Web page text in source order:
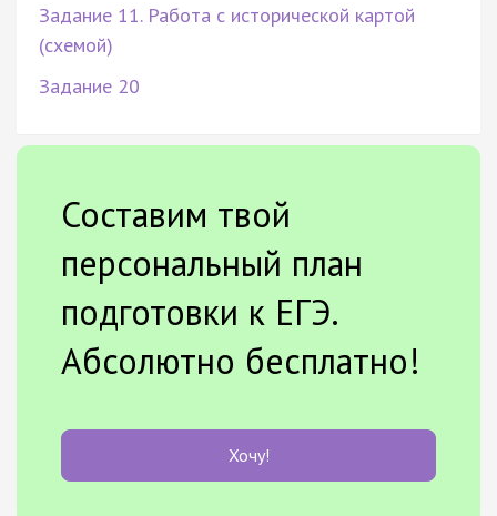
Задание 11. Работа с исторической картой
(схемой)
Задание 20
Составим твой
персональный план
подготовки к ЕГЭ.
Абсолютно бесплатно!
Хочу!